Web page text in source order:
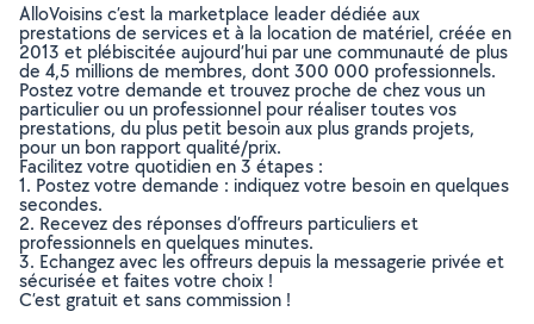
AlloVoisins c’est la marketplace leader dédiée aux
prestations de services et à la location de matériel, créée en
2013 et plébiscitée aujourd’hui par une communauté de plus
de 4,5 millions de membres, dont 300 000 professionnels.
Postez votre demande et trouvez proche de chez vous un
particulier ou un professionnel pour réaliser toutes vos
prestations, du plus petit besoin aux plus grands projets,
pour un bon rapport qualité/prix.
Facilitez votre quotidien en 3 étapes :
1. Postez votre demande : indiquez votre besoin en quelques
secondes.
2. Recevez des réponses d’offreurs particuliers et
professionnels en quelques minutes.
3. Echangez avec les offreurs depuis la messagerie privée et
sécurisée et faites votre choix !
C’est gratuit et sans commission !